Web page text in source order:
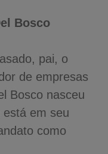
Bosco
pai, o
de empresas
Bosco nasceu
está em seu
como